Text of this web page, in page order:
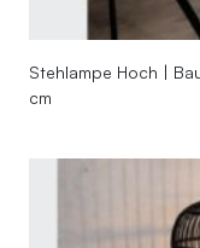
Stehlampe Hoch |
cm